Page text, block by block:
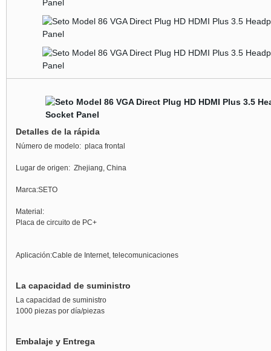
Detalles de la rápida
Número de modelo: placa frontal
Lugar de origen: Zhejiang, China
Marca:SETO
Material:
Placa de circuito de PC+
Aplicación:Cable de Internet, telecomunicaciones
La capacidad de suministro
La capacidad de suministro
1000 piezas por día/piezas
Embalaje y Entrega